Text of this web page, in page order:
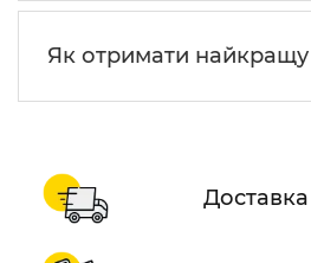
Як отримати найкращу